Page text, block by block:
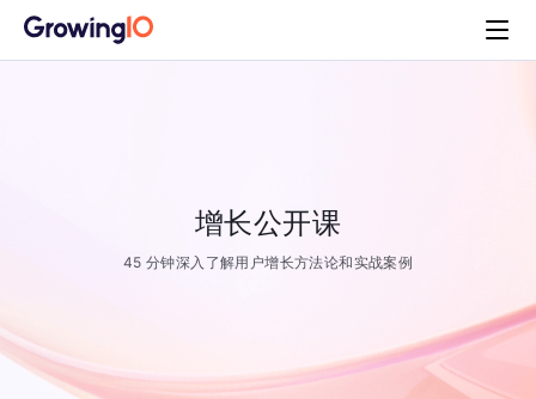
增长公开课
45 分钟深入了解用户增长方法论和实战案例